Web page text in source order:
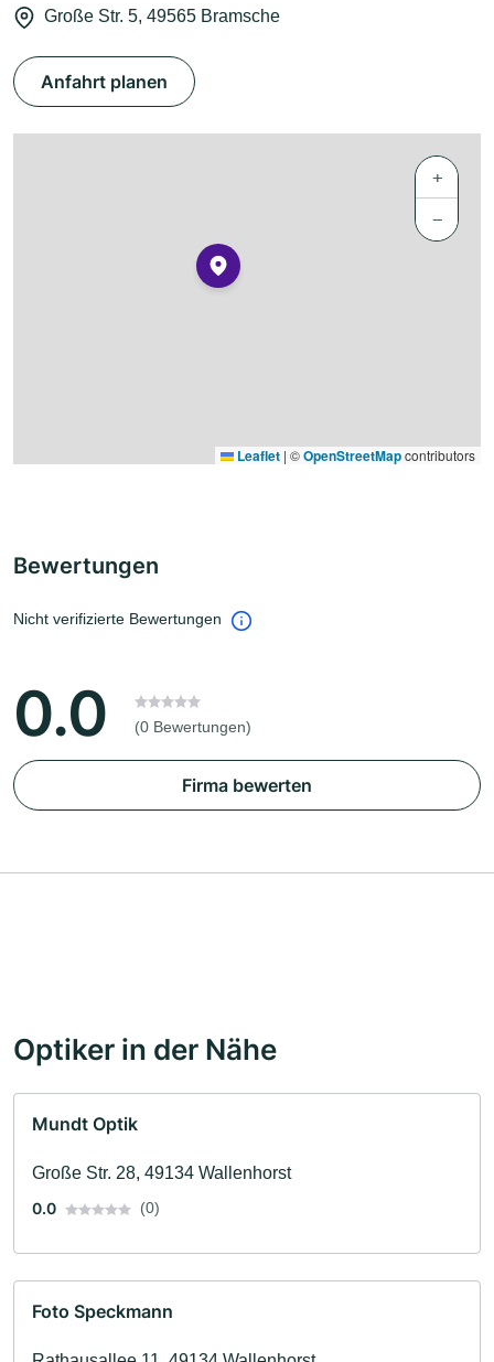
Große Str. 5, 49565 Bramsche
Anfahrt planen
+
−
Leaflet | ©OpenStreetMapcontributors
Bewertungen
Nicht verifizierte Bewertungen
0.0 (0 Bewertungen)
Firma bewerten
Optiker in der Nähe
Mundt Optik
Große Str. 28, 49134 Wallenhorst
0.0
(0)
Foto Speckmann